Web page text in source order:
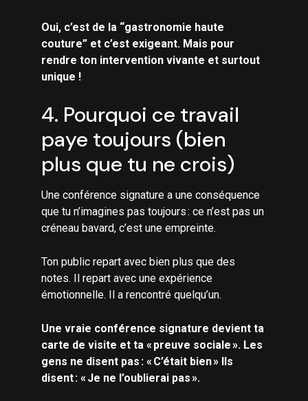
Oui, c’est de la “gastronomie haute
couture” et c’est exigeant. Mais pour
rendre ton intervention vivante et surtout
unique !
4. Pourquoi ce travail
paye toujours (bien
plus que tu ne crois)
Une conférence signature a une conséquence
que tu n’imagines pas toujours : ce n’est pas un
créneau bavard, c’est une empreinte.
Ton public repart avec bien plus que des
notes. Il repart avec une expérience
émotionnelle. Il a rencontré quelqu’un.
Une vraie conférence signature devient ta
carte de visite et ta « preuve sociale ». Les
gens ne disent pas : « C’était bien » Ils
disent : « Je ne l’oublierai pas ».